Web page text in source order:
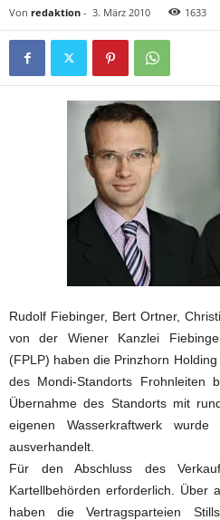
Von redaktion - 3. März 2010 1633
Rudolf Fiebinger, Bert Ortner,
von der Wiener Kanzlei
(FPLP) haben die Prinzhorn
des Mondi-Standorts Frohnleiten
Übernahme des Standorts mit
eigenen Wasserkraftwerk
ausverhandelt.
Für den Abschluss des
Kartellbehörden erforderlich. Über
haben die Vertragsparteien